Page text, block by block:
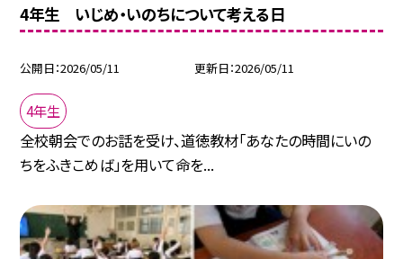
4年生 いじめ・いのちについて考える日
公開日 2026/05/11 更新日 2026/05/11
4年生
全校朝会でのお話を受け、道徳教材「あなたの時間にいの
ちをふきこめば」を用いて命を...